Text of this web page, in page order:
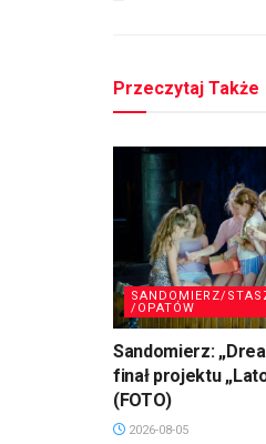
Przeczytaj Także
SANDOMIERZ/
/OPATÓW
Sandomierz:
finał projektu
(FOTO)
2026-08-05